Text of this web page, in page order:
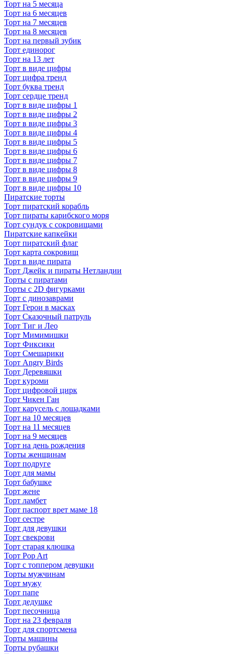
Торт на 5 месяца
Торт на 6 месяцев
Торт на 7 месяцев
Торт на 8 месяцев
Торт на первый зубик
Торт единорог
Торт на 13 лет
Торт в виде цифры
Торт цифра тренд
Торт буква тренд
Торт сердце тренд
Торт в виде цифры 1
Торт в виде цифры 2
Торт в виде цифры 3
Торт в виде цифры 4
Торт в виде цифры 5
Торт в виде цифры 6
Торт в виде цифры 7
Торт в виде цифры 8
Торт в виде цифры 9
Торт в виде цифры 10
Пиратские торты
Торт пиратский корабль
Торт пираты карибского моря
Торт сундук с сокровищами
Пиратские капкейки
Торт пиратский флаг
Торт карта сокровищ
Торт в виде пирата
Торт Джейк и пираты Нетландии
Торты с пиратами
Торты с 2D фигурками
Торт с динозаврами
Торт Герои в масках
Торт Сказочный патруль
Торт Тиг и Лео
Торт Мимимишки
Торт Фиксики
Торт Смешарики
Торт Angry Birds
Торт Деревяшки
Торт куроми
Торт цифровой цирк
Торт Чикен Ган
Торт карусель с лошадками
Торт на 10 месяцев
Торт на 11 месяцев
Торт на 9 месяцев
Торт на день рождения
Торты женщинам
Торт подруге
Торт для мамы
Торт бабушке
Торт жене
Торт ламбет
Торт паспорт врет маме 18
Торт сестре
Торт для девушки
Торт свекрови
Торт старая клюшка
Торт Pop Art
Торт с топпером девушки
Торты мужчинам
Торт мужу
Торт папе
Торт дедушке
Торт песочница
Торт на 23 февраля
Торт для спортсмена
Торты машины
Торты рубашки